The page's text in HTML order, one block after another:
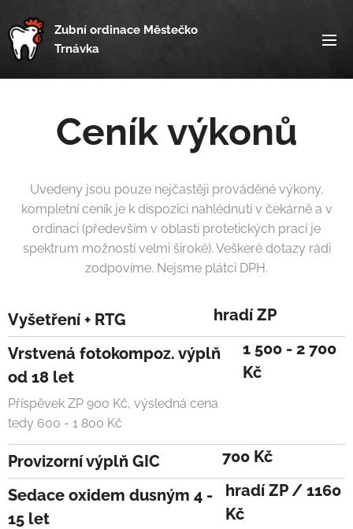
Zubní ordinace Městečko
Trnávka
Ceník výkonů
Uvedeny jsou pouze nejčastěji prováděné výkony,
kompletní ceník je k dispozici nahlédnutí v čekárně a v
ordinaci (především v oblasti protetických prací je
spektrum možností velmi široké). Veškeré dotazy rádi
zodpovíme. Nejsme plátci DPH.
Vyšetření + RTG hradí ZP
Vrstvená fotokompoz. výplň
od 18 let
Příspěvek ZP 900 Kč, výsledná cena
tedy 600 - 1 800 Kč
1 500 - 2 700
Kč
Provizorní výplň GIC 700 Kč
Sedace oxidem dusným 4 -
15 let
hradí ZP / 1160
Kč